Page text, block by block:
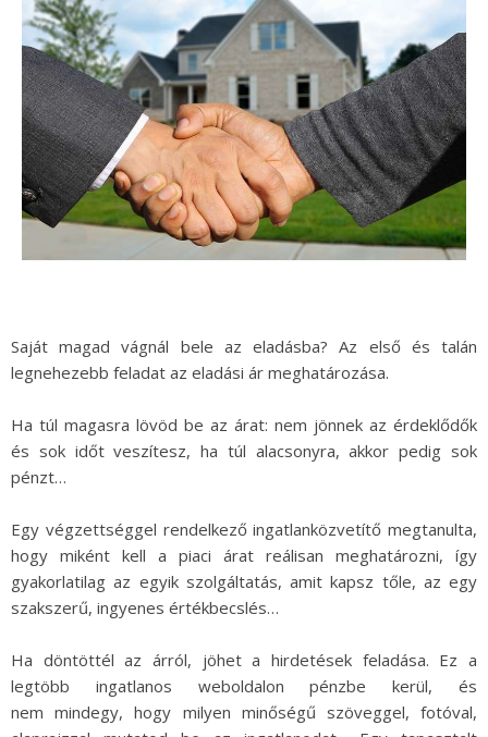
Saját magad vágnál bele az eladásba? Az első és talán
legnehezebb feladat az eladási ár meghatározása.
Ha túl magasra lövöd be az árat: nem jönnek az érdeklődők
és sok időt veszítesz, ha túl alacsonyra, akkor pedig sok
pénzt…
Egy végzettséggel rendelkező ingatlanközvetítő megtanulta,
hogy miként kell a piaci árat reálisan meghatározni, így
gyakorlatilag az egyik szolgáltatás, amit kapsz tőle, az egy
szakszerű, ingyenes értékbecslés…
Ha döntöttél az árról, jöhet a hirdetések feladása. Ez a
legtöbb ingatlanos weboldalon pénzbe kerül, és
nem mindegy, hogy milyen minőségű szöveggel, fotóval,